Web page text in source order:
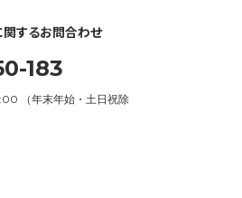
するお問合わせ
183
（年末年始・土日祝除